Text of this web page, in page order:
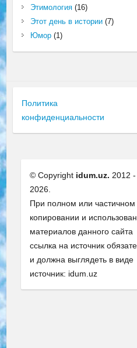
Этимология(16)
Этот день в истории(7)
Юмор(1)
Политика
конфиденциальности
© Copyright idum.uz. 2012 -
2026.
При полном или частичном
копировании и
материалов данного сайта
ссылка на источник
и должна выглядеть в виде
источник: idum.uz